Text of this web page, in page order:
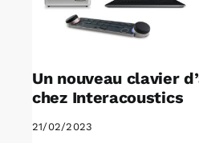
Un nouveau clavier
chez Interacoustics
21/02/2023
,